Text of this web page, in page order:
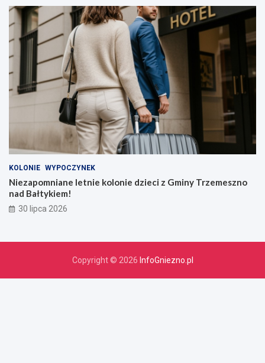
KOLONIE WYPOCZYNEK
Niezapomniane letnie kolonie dzieci z Gminy Trzemeszno
nad Bałtykiem!
30 lipca 2026
Copyright © 2026 InfoGniezno.pl